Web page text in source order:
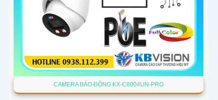
CAMERA BÁO ĐỘNG KX-C8004UN-PRO